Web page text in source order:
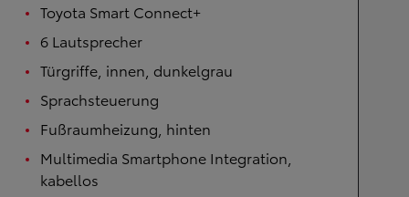
Toyota Smart Connect+
6 Lautsprecher
Türgriffe, innen, dunkelgrau
Sprachsteuerung
Fußraumheizung, hinten
Multimedia Smartphone Integration,
kabellos